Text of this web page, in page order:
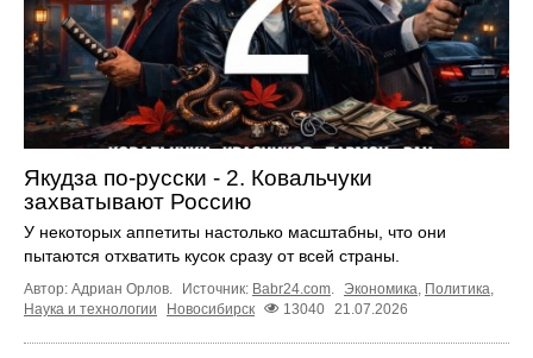
Якудза по-русски - 2. Ковальчуки
захватывают Россию
У некоторых аппетиты настолько масштабны, что они
пытаются отхватить кусок сразу от всей страны.
Автор: Адриан Орлов. Источник: Babr24.com Экономика Политика
Наука и технологии
Новосибирск 13040 21.07.2026